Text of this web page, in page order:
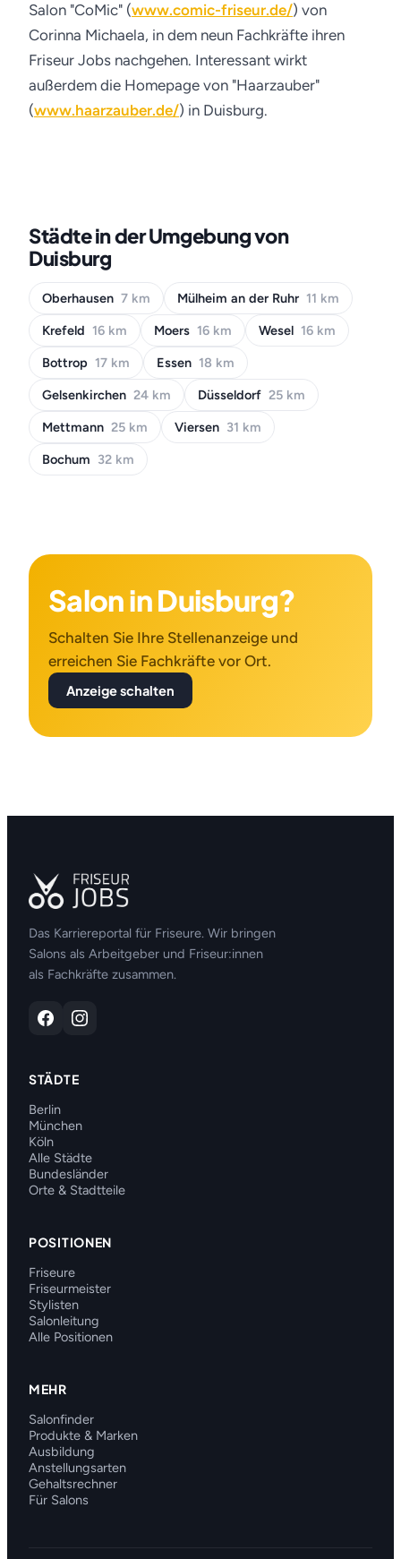
Salon "CoMic" (www.comic-friseur.de/) von
Corinna Michaela, in dem neun Fachkräfte ihren
Friseur Jobs nachgehen. Interessant wirkt
außerdem die Homepage von "Haarzauber"
(www.haarzauber.de/) in Duisburg.
Städte in der Umgebung von
Duisburg
Oberhausen 7 km Mülheim an der Ruhr 11 km
Krefeld 16 km Moers 16 km Wesel 16 km
Bottrop 17 km Essen 18 km
Gelsenkirchen 24 km Düsseldorf 25 km
Mettmann 25 km Viersen 31 km
Bochum 32 km
Salon in Duisburg?
Schalten Sie Ihre Stellenanzeige und
erreichen Sie Fachkräfte vor Ort.
Anzeige schalten
Das Karriereportal für Friseure. Wir bringen
Salons als Arbeitgeber und Friseur:innen
als Fachkräfte zusammen.
STÄDTE
Berlin
München
Köln
Alle Städte
Bundesländer
Orte & Stadtteile
POSITIONEN
Friseure
Friseurmeister
Stylisten
Salonleitung
Alle Positionen
MEHR
Salonfinder
Produkte & Marken
Ausbildung
Anstellungsarten
Gehaltsrechner
Für Salons